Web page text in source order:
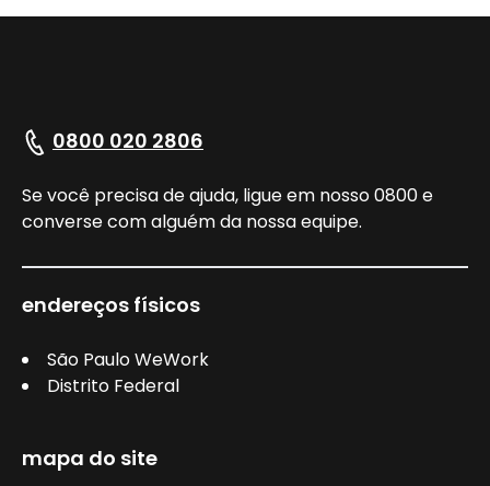
0800 020 2806
Se você precisa de ajuda, ligue em nosso 0800 e
converse com alguém da nossa equipe.
endereços físicos
São Paulo WeWork
Distrito Federal
mapa do site